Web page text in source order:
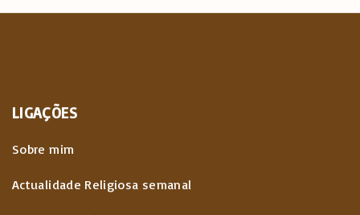
a
o
d
o
i
u
p
LIGAÇÕES
Sobre mim
Actualidade Religiosa semanal